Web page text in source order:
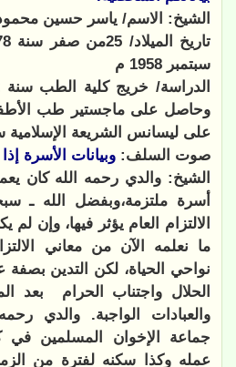
الشيخ: الاسم/ ياسر حسين
سبتمبر 1958 م
على ليسانس الشريعة الإسلامية سنة
صوت السلف: وبيانات الأسرة
الشيخ: والدي رحمه الله كان
أسرة ملتزمة،وبفضل الله ـ
الالتزام العام يؤثر فيها، وإن
ما نعلمه الآن من معاني
نواحي الحياة، لكن التدين بصفة
الحلال واجتناب الحرام
بعد
والعبادات الواجبة. والدي
جماعة الإخوان المسلمين
عمله وكذا سكنه لفترة من